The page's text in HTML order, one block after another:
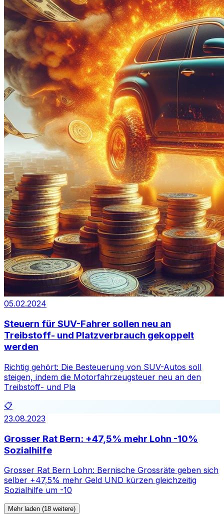
05.02.2024
Steuern für SUV-Fahrer sollen neu an
Treibstoff- und Platzverbrauch gekoppelt
werden
Richtig gehört: Die Besteuerung von SUV-Autos soll
steigen, indem die Motorfahrzeugsteuer neu an den
Treibstoff- und Pla
📋
23.08.2023
Grosser Rat Bern: +47,5% mehr Lohn -10%
Sozialhilfe
Grosser Rat Bern Lohn: Bernische Grossräte geben sich
selber +47,5% mehr Geld UND kürzen gleichzeitig
Sozialhilfe um -10
Mehr laden (18 weitere)